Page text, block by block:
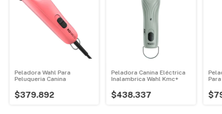
Peladora Wahl Para
Peluqueria Canina
$379.892
Peladora Canina Eléctrica
Inalambrica Wahl Kmc+
$438.337